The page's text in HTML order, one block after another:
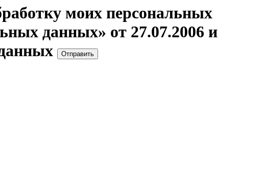
моих персональных
данных» от 27.07.2006 и
Отправить